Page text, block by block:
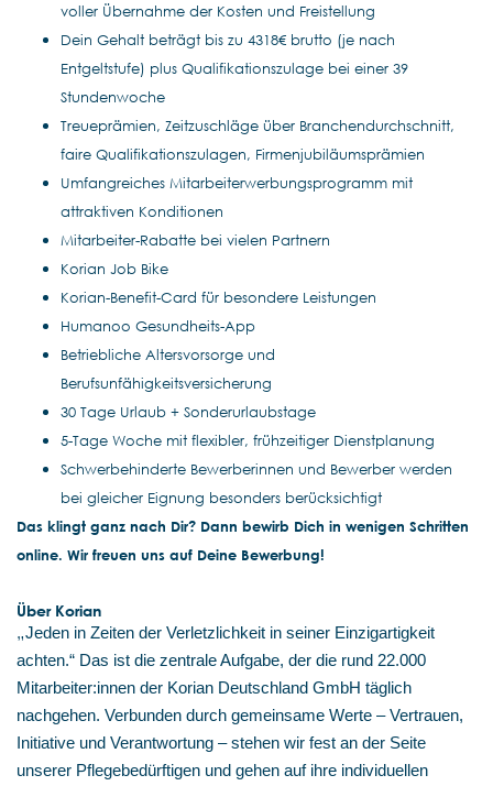
voller Übernahme der Kosten und Freistellung
Dein Gehalt beträgt bis zu 4318€ brutto (je nach
Entgeltstufe) plus Qualifikationszulage bei einer 39
Stundenwoche
Treueprämien, Zeitzuschläge über Branchendurchschnitt,
faire Qualifikationszulagen, Firmenjubiläumsprämien
Umfangreiches Mitarbeiterwerbungsprogramm mit
attraktiven Konditionen
Mitarbeiter-Rabatte bei vielen Partnern
Korian Job Bike
Korian-Benefit-Card für besondere Leistungen
Humanoo Gesundheits-App
Betriebliche Altersvorsorge und
Berufsunfähigkeitsversicherung
30 Tage Urlaub + Sonderurlaubstage
5-Tage Woche mit flexibler, frühzeitiger Dienstplanung
Schwerbehinderte Bewerberinnen und Bewerber werden
bei gleicher Eignung besonders berücksichtigt
Das klingt ganz nach Dir? Dann bewirb Dich in wenigen Schritten
online. Wir freuen uns auf Deine Bewerbung!
Über Korian
„Jeden in Zeiten der Verletzlichkeit in seiner Einzigartigkeit
achten.“ Das ist die zentrale Aufgabe, der die rund 22.000
Mitarbeiter:innen der Korian Deutschland GmbH täglich
nachgehen. Verbunden durch gemeinsame Werte – Vertrauen,
Initiative und Verantwortung – stehen wir fest an der Seite
unserer Pflegebedürftigen und gehen auf ihre individuellen